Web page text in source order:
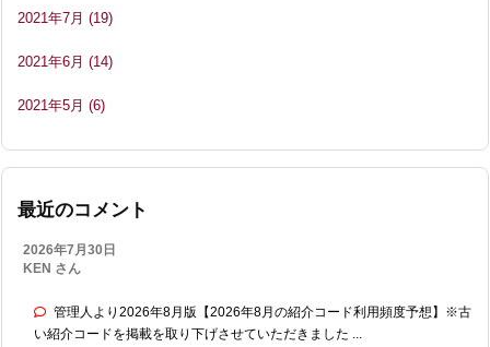
2021年7月 (19)
2021年6月 (14)
2021年5月 (6)
最近のコメント
2026年7月30日
KEN さん
管理人より2026年8月版【2026年8月の紹介コード利用頻度予想】※古
い紹介コードを掲載を取り下げさせていただきました ...